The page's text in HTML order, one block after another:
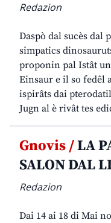
Redazion
Daspò dal sucès
simpatics
proponin pal Istât
Einsaur e il so fedêl
ispirâts dai
Jugn al è rivât tes
Gnovis /LA
SALON DAL
Redazion
Dai 14 ai 18 di Mai